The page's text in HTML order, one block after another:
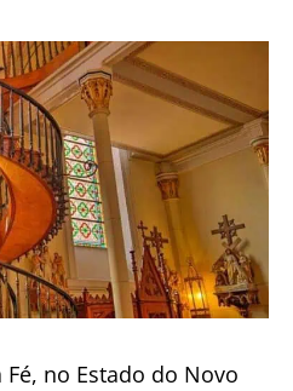
no Estado do Novo